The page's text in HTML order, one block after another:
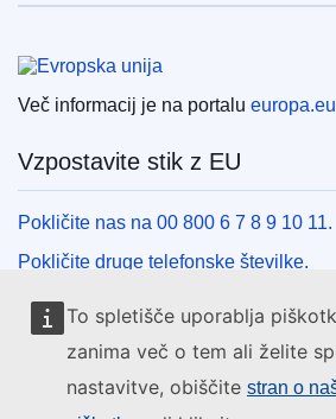
To spletišče uporablja
zanima več o tem ali želite
nastavitve, obiščite stran o
Evropska unija
Več informacij je na portalu
Vzpostavite stik z EU
Pokličite nas na 00 800 6 7 8 9 10 11.
Pokličite druge telefonske številke.
Pišite nam s kontaktnim obrazcem.
Obiščite nas v enem od centrov EU.